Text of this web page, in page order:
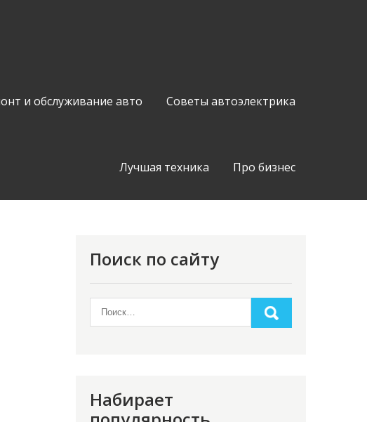
и обслуживание авто Советы автоэлектрика
Лучшая техника Про бизнес
Поиск по сайту
Набирает